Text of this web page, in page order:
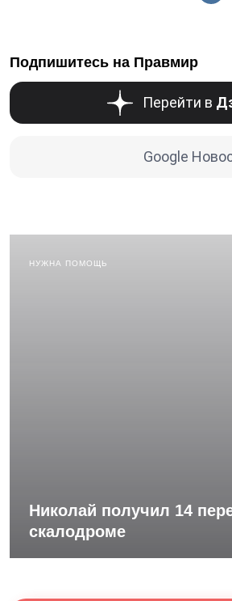
Подпишитесь на Правмир
Перейти в
Google
НУЖНА ПОМОЩЬ
Николай получил 14
скалодроме